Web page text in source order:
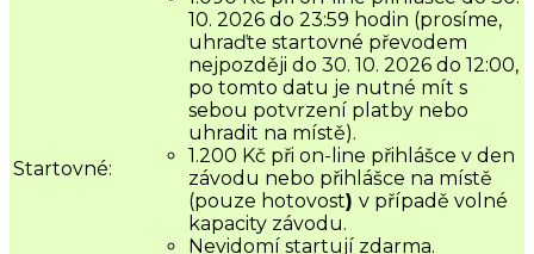
Startovné:
10. 2026 do 23:59 hodin (prosíme,
uhraďte startovné převodem
nejpozději do 30. 10. 2026 do 12:00,
po tomto datu je nutné mít s
sebou potvrzení platby nebo
uhradit na místě).
1.200 Kč při on-line přihlášce v den
závodu nebo přihlášce na místě
(pouze hotovost) v případě volné
kapacity závodu.
Nevidomí startují zdarma.